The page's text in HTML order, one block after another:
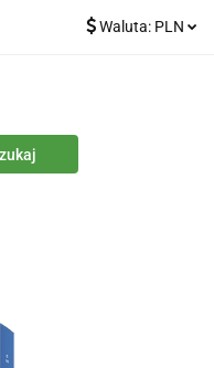
Waluta: PLN
Kontakt